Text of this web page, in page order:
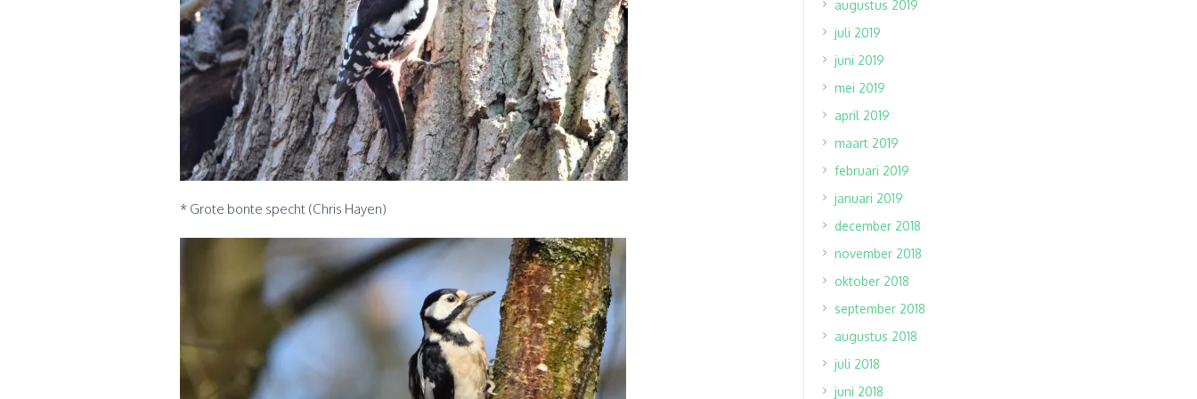
* Grote bonte specht (Chris Hayen)
augustus 2019
juli 2019
juni 2019
mei 2019
april 2019
maart 2019
februari 2019
januari 2019
december 2018
november 2018
oktober 2018
september 2018
augustus 2018
juli 2018
juni 2018